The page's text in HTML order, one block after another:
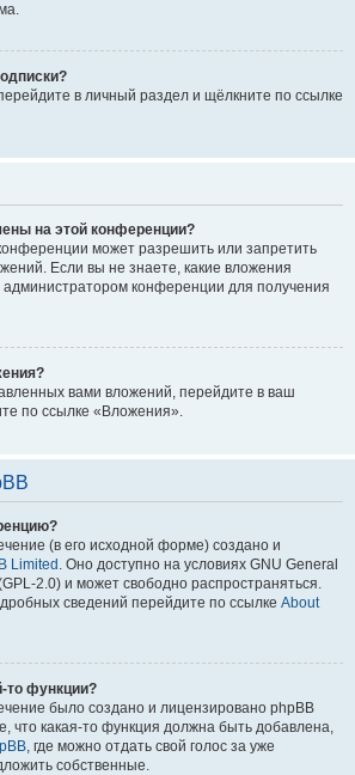
в личный раздел и щёлкните по ссылке
на этой конференции?
может разрешить или запретить
Если вы не знаете, какие вложения
конференции для получения
вами вложений, перейдите в ваш
по ссылке «Вложения».
(в его исходной форме) создано и
Limited . Оно доступно на условиях GNU General
2.0) и может свободно распространяться.
сведений перейдите по ссылке About
то функции?
было создано и лицензировано phpBB
что какая-то функция должна быть добавлена,
, где можно отдать свой голос за уже
собственные.